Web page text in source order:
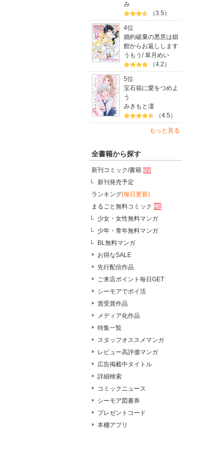
み
（3.5）
4位
婚約破棄の悪意は娼
館からお返しします
うもう /皐月めい
（4.2）
5位
宝石箱に愛をつめよ
う
みきもと凜
（4.5）
もっと見る
全書籍から探す
新刊コミック/書籍
新刊発売予定
ランキング(毎日更新)
まるごと無料コミック
少女・女性無料マンガ
少年・青年無料マンガ
BL無料マンガ
お得なSALE
先行配信作品
ご来店ポイント毎日GET
シーモアでポイ活
賞受賞作品
メディア化作品
特集一覧
スタッフオススメマンガ
レビュー高評価マンガ
広告掲載中タイトル
詳細検索
コミックニュース
シーモア図書券
プレゼントコード
本棚アプリ